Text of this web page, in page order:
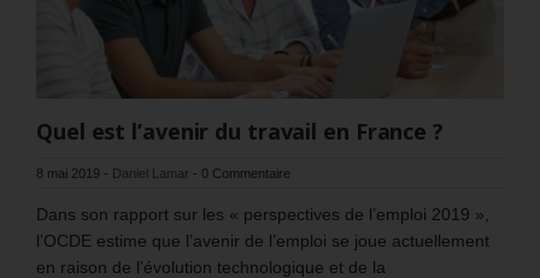
Quel est l’avenir du travail en France ?
8 mai 2019 - Daniel Lamar - 0 Commentaire
Dans son rapport sur les « perspectives de l’emploi 2019 »,
l’OCDE estime que l’avenir de l’emploi se joue actuellement
en raison de l’évolution technologique et de la